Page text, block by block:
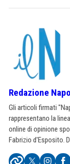
Redazione
Gli articoli firmati
rappresentano la
online di opinione
Fabrizio d'Esposito.